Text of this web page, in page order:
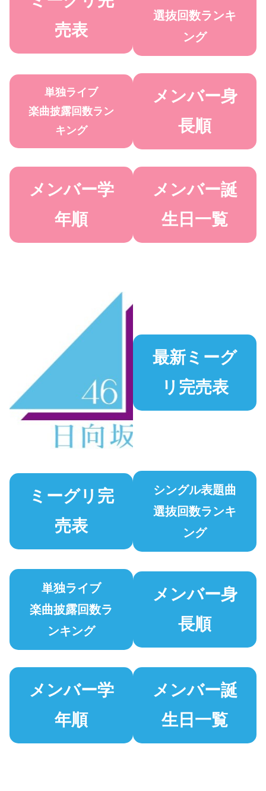
売表
選抜回数ランキ
ング
単独ライブ
楽曲披露回数ラン
キング
メンバー身
長順
メンバー学
年順
メンバー誕
生日一覧
最新ミーグ
リ完売表
ミーグリ完
売表
シングル表題曲
選抜回数ランキ
ング
単独ライブ
楽曲披露回数ラ
ンキング
メンバー身
長順
メンバー学
年順
メンバー誕
生日一覧